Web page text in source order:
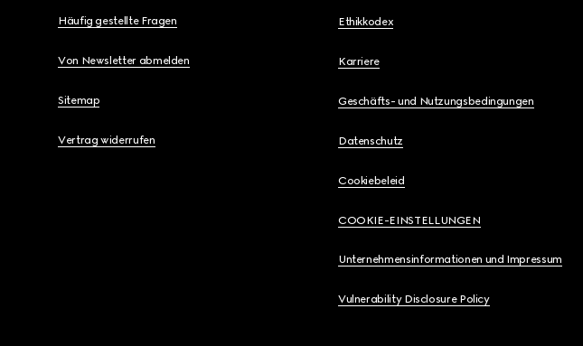
Häufig gestellte Fragen
Von Newsletter abmelden
Sitemap
Vertrag widerrufen
Ethikkodex
Karriere
Geschäfts- und Nutzungsbedingungen
Datenschutz
Cookiebeleid
COOKIE-EINSTELLUNGEN
Unternehmensinformationen und Impressum
Vulnerability Disclosure Policy